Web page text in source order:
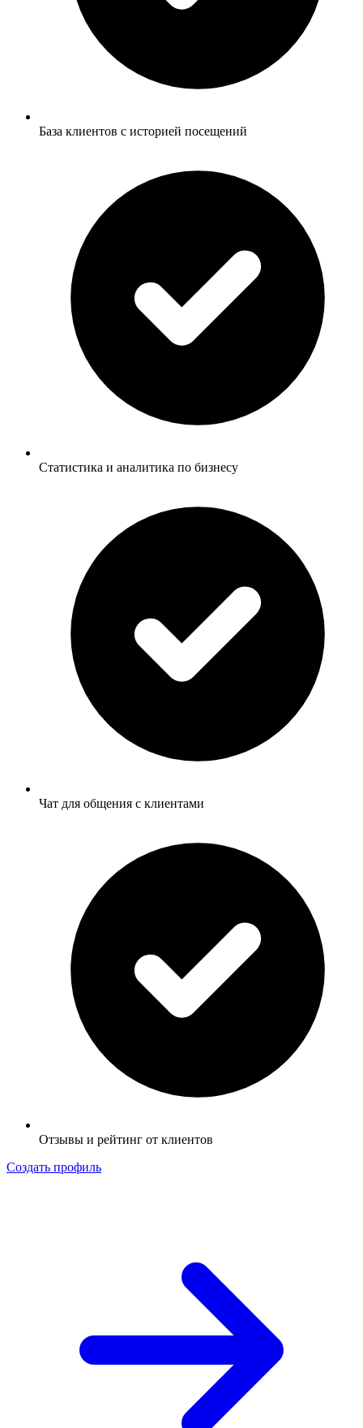
База клиентов с историей посещений
Статистика и аналитика по бизнесу
Чат для общения с клиентами
Отзывы и рейтинг от клиентов
Создать профиль